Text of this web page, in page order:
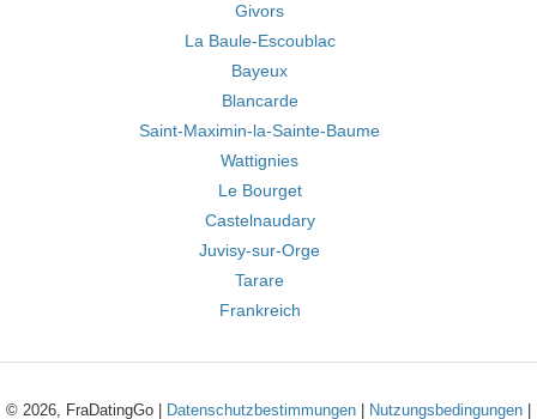
Givors
La Baule-Escoublac
Bayeux
Blancarde
Saint-Maximin-la-Sainte-Baume
Wattignies
Le Bourget
Castelnaudary
Juvisy-sur-Orge
Tarare
Frankreich
© 2026, FraDatingGo | Datenschutzbestimmungen Nutzungsbedingungen